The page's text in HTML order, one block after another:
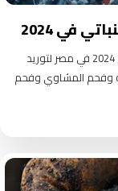
في 2024
أفضل مؤسسات ومصانع تصدير الفحم النباتي لعام 2024 في مصر لتوريد
وفحم المشاوي وفحم